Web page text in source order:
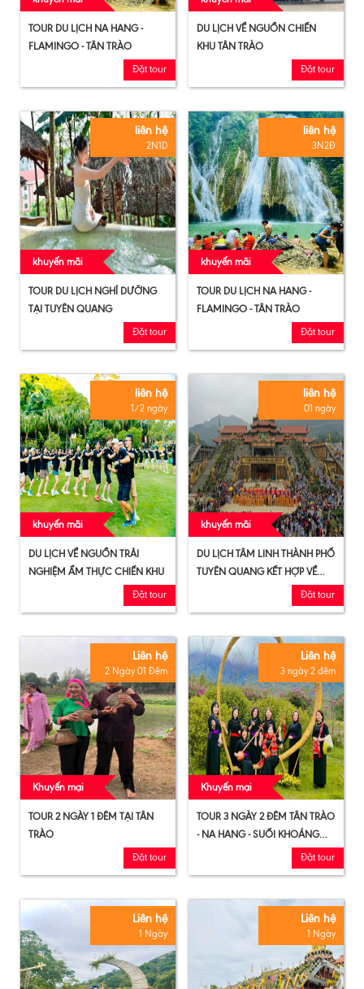
TOUR DU LỊCH NA HANG -
FLAMINGO - TÂN TRÀO
Đặt tour
DU LỊCH VỀ NGUỒN CHIẾN
KHU TÂN TRÀO
Đặt tour
khuyến mãi
liên hệ
2N1D
TOUR DU LỊCH NGHỈ DƯỠNG
TẠI TUYÊN QUANG
Đặt tour
khuyến mãi
liên hệ
3N2Đ
TOUR DU LỊCH NA HANG -
FLAMINGO - TÂN TRÀO
Đặt tour
khuyến mãi
liên hệ
1/2 ngày
DU LỊCH VỀ NGUỒN TRẢI
NGHIỆM ẨM THỰC CHIẾN KHU
Đặt tour
khuyến mãi
liên hệ
01 ngày
DU LỊCH TÂM LINH THÀNH PHỐ
TUYÊN QUANG KẾT HỢP VỀ
HÓA CHIẾN KHU TÂN TRÀO
Đặt tour
Khuyến mại
Liên hệ
2 Ngày 01 Đêm
TOUR 2 NGÀY 1 ĐÊM TẠI TÂN
TRÀO
Đặt tour
Khuyến mại
Liên hệ
3 ngày 2 đêm
TOUR 3 NGÀY 2 ĐÊM TÂN TRÀO
- NA HANG - SUỐI KHOÁNG
Đặt tour
Liên hệ
1 Ngày
Liên hệ
1 Ngày